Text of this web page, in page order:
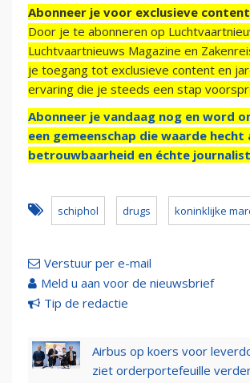
Abonneer je voor exclusieve
Door je te abonneren op
Luchtvaartnieuws Magazine en
je toegang tot exclusieve content en
ervaring die je steeds een stap
Abonneer je vandaag nog en word
een gemeenschap die waarde
betrouwbaarheid en échte
schiphol drugs koninklijke
Verstuur per e-mail
Meld u aan voor de nieuwsbrief
Tip de redactie
Airbus op koers voor
ziet orderportefeuille